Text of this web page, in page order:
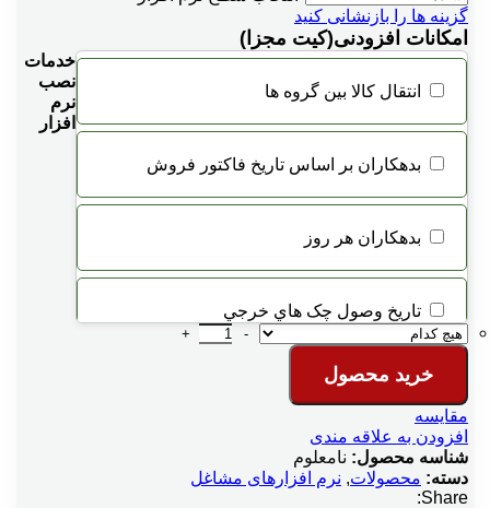
گزینه ها را بازنشانی کنید
امکانات افزودنی(کیت مجزا)
انتقال کالا بين گروه ها
بدهكاران بر اساس تاريخ فاكتور فروش
بدهكاران هر روز
تاريخ وصول چک هاي خرجي
تخفيف سطري
ترازوي ديجيتالي
خدمات
نصب
نرم
افزار
نرم افزار حسابداری لوازم یدکی هلو APEX عدد
خرید محصول
مقایسه
افزودن به علاقه مندی
شناسه محصول: نامعلوم
دسته: محصولات, نرم افزارهای مشاغل
Share: